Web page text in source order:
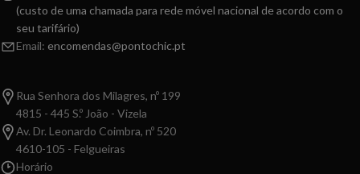
(custo de uma chamada para rede móvel nacional de acordo com o
seu tarifário)
Email: encomendas@pontochic.pt
Rua Senhora dos Milagres, nº 199
4815 - 445 S.º João - Vizela
Av. Dr. Leonardo Coimbra, nº 520
4610-105 - Felgueiras
Horário